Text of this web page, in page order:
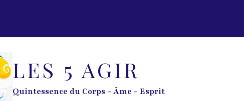
LES 5 AGIR
Quintessence du Corps - Âme - Esprit